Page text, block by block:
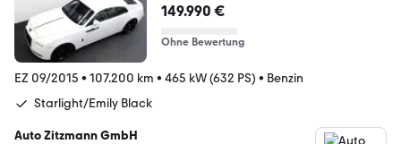
OP-VIEW KAMERA
149.990 €
Ohne Bewertung
EZ 09/2015 • 107.200 km • 465 kW (632 PS) • Benzin
Starlight/Emily Black
Auto Zitzmann GmbH